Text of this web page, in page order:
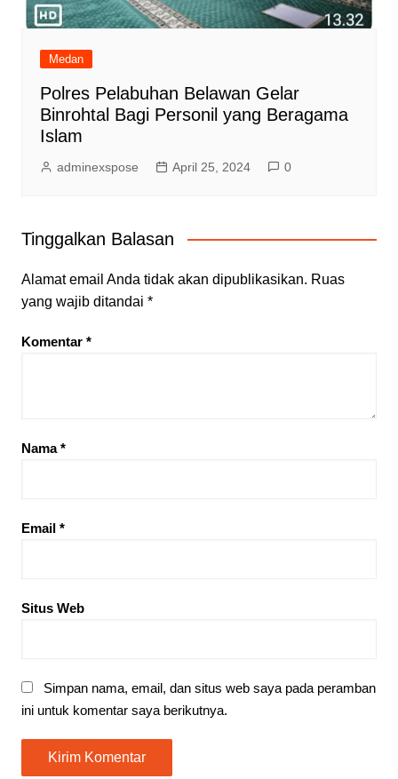
Medan
Polres Pelabuhan Belawan Gelar
Binrohtal Bagi Personil yang Beragama
Islam
adminexspose April 25, 2024 0
Tinggalkan Balasan
Alamat email Anda tidak akan dipublikasikan. Ruas
yang wajib ditandai *
Komentar *
Nama*
Email *
Situs Web
Simpan nama, email, dan situs web saya pada peramban
ini untuk komentar saya berikutnya.